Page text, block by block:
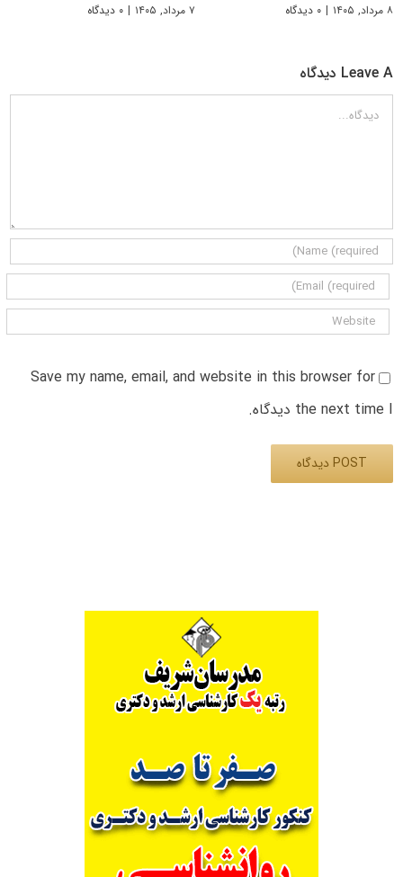
۸ مرداد, ۱۴۰۵ | ۰ دیدگاه ۷ مرداد, ۱۴۰۵ | ۰ دیدگاه
Leave A دیدگاه
دیدگاه
Save my name, email, and website in this browser for
the next time I دیدگاه.